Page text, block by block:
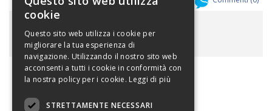
ALLEGATI
cookie
Questo sito web utilizza i cookie per
migliorare la tua esperienza di
navigazione. Utilizzando il nostro sito web
acconsenti a tutti i cookie in conformità con
la nostra policy per i cookie. Leggi di più
STRETTAMENTE NECESSARI